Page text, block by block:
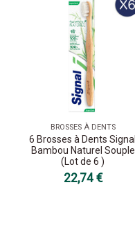
BROSSES À DENTS
6 Brosses à Dents Signal
Bambou Naturel Souple
(Lot de 6 )
22,74 €